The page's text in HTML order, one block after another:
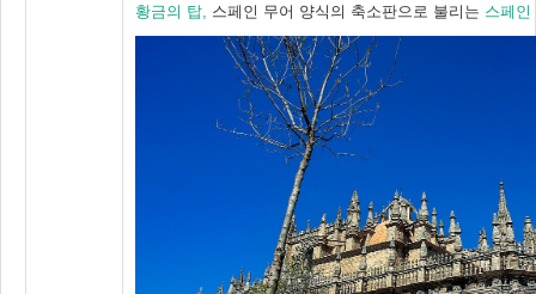
황금의 탑, 스페인 무어 양식의 축소판으로 불리는 스페인